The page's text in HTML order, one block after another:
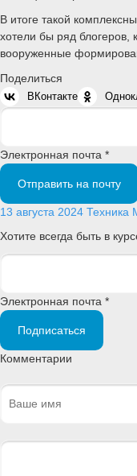
В итоге такой
хотели бы ряд блогеров,
вооруженные
Поделиться
ВКонтакте
Электронная почта *
Отправить на почту
13 августа 2024 Техника
Хотите всегда быть в
Электронная почта *
Подписаться
Комментарии